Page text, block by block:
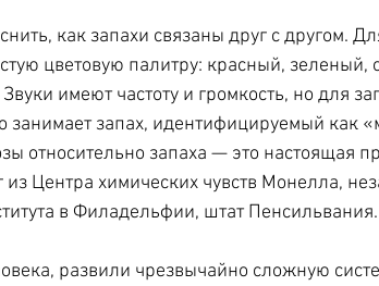
как запахи связаны друг с другом.
цветовую палитру: красный, зеленый,
имеют частоту и громкость, но для
занимает запах, идентифицируемый как
относительно запаха — это настоящая
Центра химических чувств Монелла,
в Филадельфии, штат Пенсильвания.
развили чрезвычайно сложную